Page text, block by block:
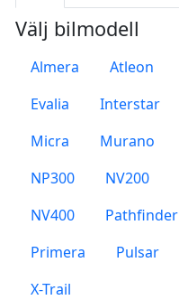
Välj bilmodell
Almera Atleon
Evalia
Interstar
Micra
Murano
NP300
NV200
NV400
Pathfinder
Primera
Pulsar
X-Trail